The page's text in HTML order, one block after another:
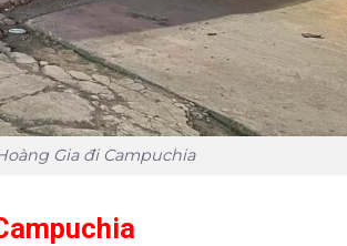
Gia đi Campuchia